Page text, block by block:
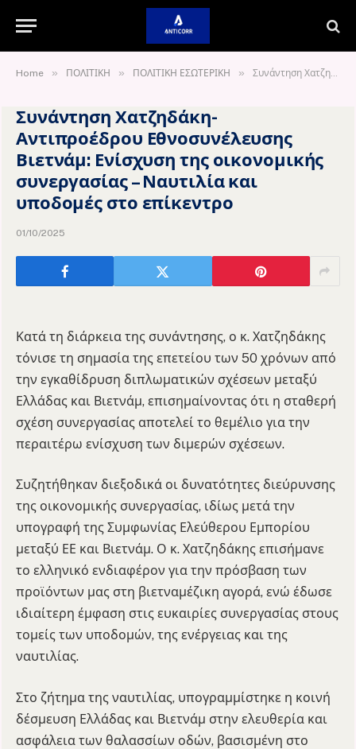
Home » ΠΟΛΙΤΙΚΗ » ΠΟΛΙΤΙΚΗ ΕΣΩΤΕΡΙΚΗ » Συνάντηση Χατζηδάκη-Αντιπροέδρου Εθνοσυνέλευσης Βιετνάμ: Ενίσχυση της οικονομικής συνεργασίας – Ναυτιλία και υποδομές στο επίκεντρο
Συνάντηση Χατζηδάκη-
Αντιπροέδρου Εθνοσυνέλευσης
Βιετνάμ: Ενίσχυση της οικονομικής
συνεργασίας – Ναυτιλία και
υποδομές στο επίκεντρο
01/10/2025
Κατά τη διάρκεια της συνάντησης, ο κ. Χατζηδάκης
τόνισε τη σημασία της επετείου των 50 χρόνων από
την εγκαθίδρυση διπλωματικών σχέσεων μεταξύ
Ελλάδας και Βιετνάμ, επισημαίνοντας ότι η σταθερή
σχέση συνεργασίας αποτελεί το θεμέλιο για την
περαιτέρω ενίσχυση των διμερών σχέσεων.
Συζητήθηκαν διεξοδικά οι δυνατότητες διεύρυνσης
της οικονομικής συνεργασίας, ιδίως μετά την
υπογραφή της Συμφωνίας Ελεύθερου Εμπορίου
μεταξύ ΕΕ και Βιετνάμ. Ο κ. Χατζηδάκης επισήμανε
το ελληνικό ενδιαφέρον για την πρόσβαση των
προϊόντων μας στη βιετναμέζικη αγορά, ενώ έδωσε
ιδιαίτερη έμφαση στις ευκαιρίες συνεργασίας στους
τομείς των υποδομών, της ενέργειας και της
ναυτιλίας.
Στο ζήτημα της ναυτιλίας, υπογραμμίστηκε η κοινή
δέσμευση Ελλάδας και Βιετνάμ στην ελευθερία και
ασφάλεια των θαλασσίων οδών, βασισμένη στο